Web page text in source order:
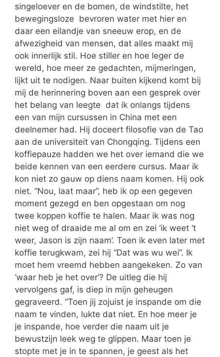
singeloever en de bomen, de windstilte, het
bewegingsloze bevroren water met hier en
daar een eilandje van sneeuw erop, en de
afwezigheid van mensen, dat alles maakt mij
ook innerlijk stil. Hoe stiller en hoe leger de
wereld, hoe meer ze gedachten, mijmeringen,
lijkt uit te nodigen. Naar buiten kijkend komt bij
mij de herinnering boven aan een gesprek over
het belang van leegte dat ik onlangs tijdens
een van mijn cursussen in China met een
deelnemer had. Hij doceert filosofie van de Tao
aan de universiteit van Chongqing. Tijdens een
koffiepauze hadden we het over iemand die we
beide kennen van een eerdere cursus. Maar ik
kon niet zo gauw op diens naam komen. Hij ook
niet. “Nou, laat maar”, heb ik op een gegeven
moment gezegd en ben opgestaan om nog
twee koppen koffie te halen. Maar ik was nog
niet weg of draaide me al om en zei ‘ik weet ‘t
weer, Jason is zijn naam’. Toen ik even later met
koffie terugkwam, zei hij “Dat was wu wei”. Ik
moet hem vreemd hebben aangekeken. Zo van
‘waar heb je het over’? De uitleg die hij
vervolgens gaf, is diep in mijn geheugen
gegraveerd. “Toen jij zojuist je inspande om die
naam te vinden, lukte dat niet. En hoe meer je
je inspande, hoe verder die naam uit je
bewustzijn leek weg te glippen. Maar toen je
stopte met je in te spannen, je geest als het